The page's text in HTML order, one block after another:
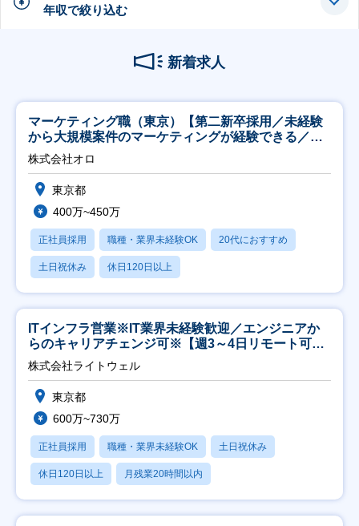
年収で絞り込む
新着求人
マーケティング職（東京）【第二新卒採用／未経験
から大規模案件のマーケティングが経験できる／研
修充実】
株式会社オロ
東京都
400万~450万
正社員採用 職種・業界未経験OK 20代におすすめ
土日祝休み 休日120日以上
ITインフラ営業※IT業界未経験歓迎／エンジニアか
らのキャリアチェンジ可※【週3～4日リモート可
能】
株式会社ライトウェル
東京都
600万~730万
正社員採用 職種・業界未経験OK 土日祝休み
休日120日以上 月残業20時間以内